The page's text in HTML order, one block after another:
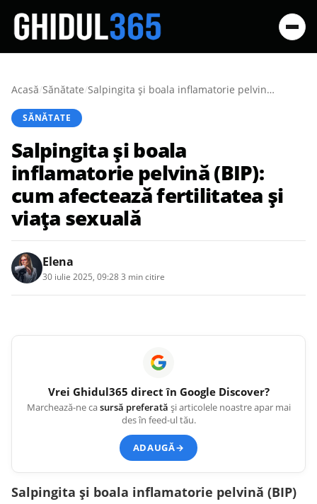
Acasă/Sănătate/ Salpingita și boala inflamatorie pelvină (BIP): cum afectează fertilitatea și viața sexuală
SĂNĂTATE
Salpingita și boala
inflamatorie pelvină (BIP):
cum afectează fertilitatea și
viața sexuală
Elena
30 iulie 2025, 09:283 min citire
Vrei Ghidul365 direct în Google Discover?
Marchează-ne casursă preferată și articolele noastre apar mai
des în feed-ul tău.
ADAUGĂ→
Salpingita și boala inflamatorie pelvină (BIP)